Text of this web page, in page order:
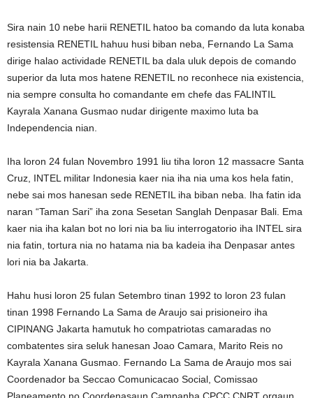
Sira nain 10 nebe harii RENETIL hatoo ba comando da luta konaba
resistensia RENETIL hahuu husi biban neba, Fernando La Sama
dirige halao actividade RENETIL ba dala uluk depois de comando
superior da luta mos hatene RENETIL no reconhece nia existencia,
nia sempre consulta ho comandante em chefe das FALINTIL
Kayrala Xanana Gusmao nudar dirigente maximo luta ba
Independencia nian.
Iha loron 24 fulan Novembro 1991 liu tiha loron 12 massacre Santa
Cruz, INTEL militar Indonesia kaer nia iha nia uma kos hela fatin,
nebe sai mos hanesan sede RENETIL iha biban neba. Iha fatin ida
naran “Taman Sari” iha zona Sesetan Sanglah Denpasar Bali. Ema
kaer nia iha kalan bot no lori nia ba liu interrogatorio iha INTEL sira
nia fatin, tortura nia no hatama nia ba kadeia iha Denpasar antes
lori nia ba Jakarta.
Hahu husi loron 25 fulan Setembro tinan 1992 to loron 23 fulan
tinan 1998 Fernando La Sama de Araujo sai prisioneiro iha
CIPINANG Jakarta hamutuk ho compatriotas camaradas no
combatentes sira seluk hanesan Joao Camara, Marito Reis no
Kayrala Xanana Gusmao. Fernando La Sama de Araujo mos sai
Coordenador ba Seccao Comunicacao Social, Comissao